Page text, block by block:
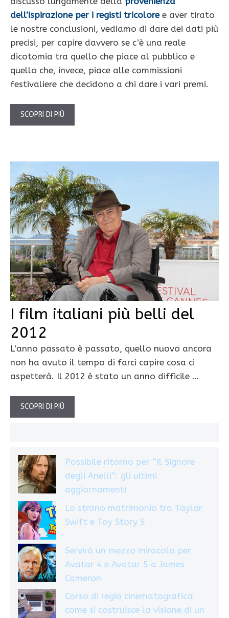
dell’ispirazione per i registi tricoloree aver tirato
le nostre conclusioni, vediamo di dare dei dati più
precisi, per capire davvero se c’è una reale
dicotomia tra quello che piace al pubblico e
quello che, invece, piace alle commissioni
festivaliere che decidono a chi dare i vari premi.
SCOPRI DI PIÙ
I film italiani più belli del
2012
L’anno passato è passato, quello nuovo ancora
non ha avuto il tempo di farci capire cosa ci
aspetterà. Il 2012 è stato un anno difficile …
SCOPRI DI PIÙ
Possibile ritorno per “Il Signore
degli Anelli”: gli ultimi
aggiornamenti
Lo strano matrimonio tra Taylor
Swift e Toy Story 5
Servirà un mezzo miracolo per
Avatar 4 e Avatar 5 a James
Cameron
Corso di regia cinematografica:
come si costruisce la visione di un